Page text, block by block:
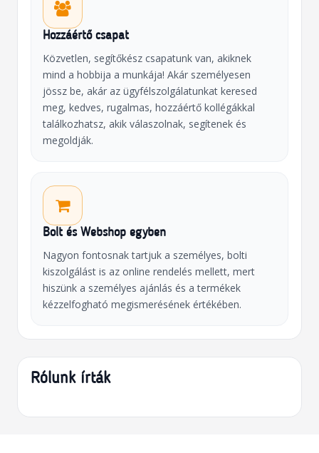
Hozzáértő csapat
Közvetlen, segítőkész csapatunk van, akiknek
mind a hobbija a munkája! Akár személyesen
jössz be, akár az ügyfélszolgálatunkat keresed
meg, kedves, rugalmas, hozzáértő kollégákkal
találkozhatsz, akik válaszolnak, segítenek és
megoldják.
Bolt és Webshop egyben
Nagyon fontosnak tartjuk a személyes, bolti
kiszolgálást is az online rendelés mellett, mert
hiszünk a személyes ajánlás és a termékek
kézzelfogható megismerésének értékében.
Rólunk írták